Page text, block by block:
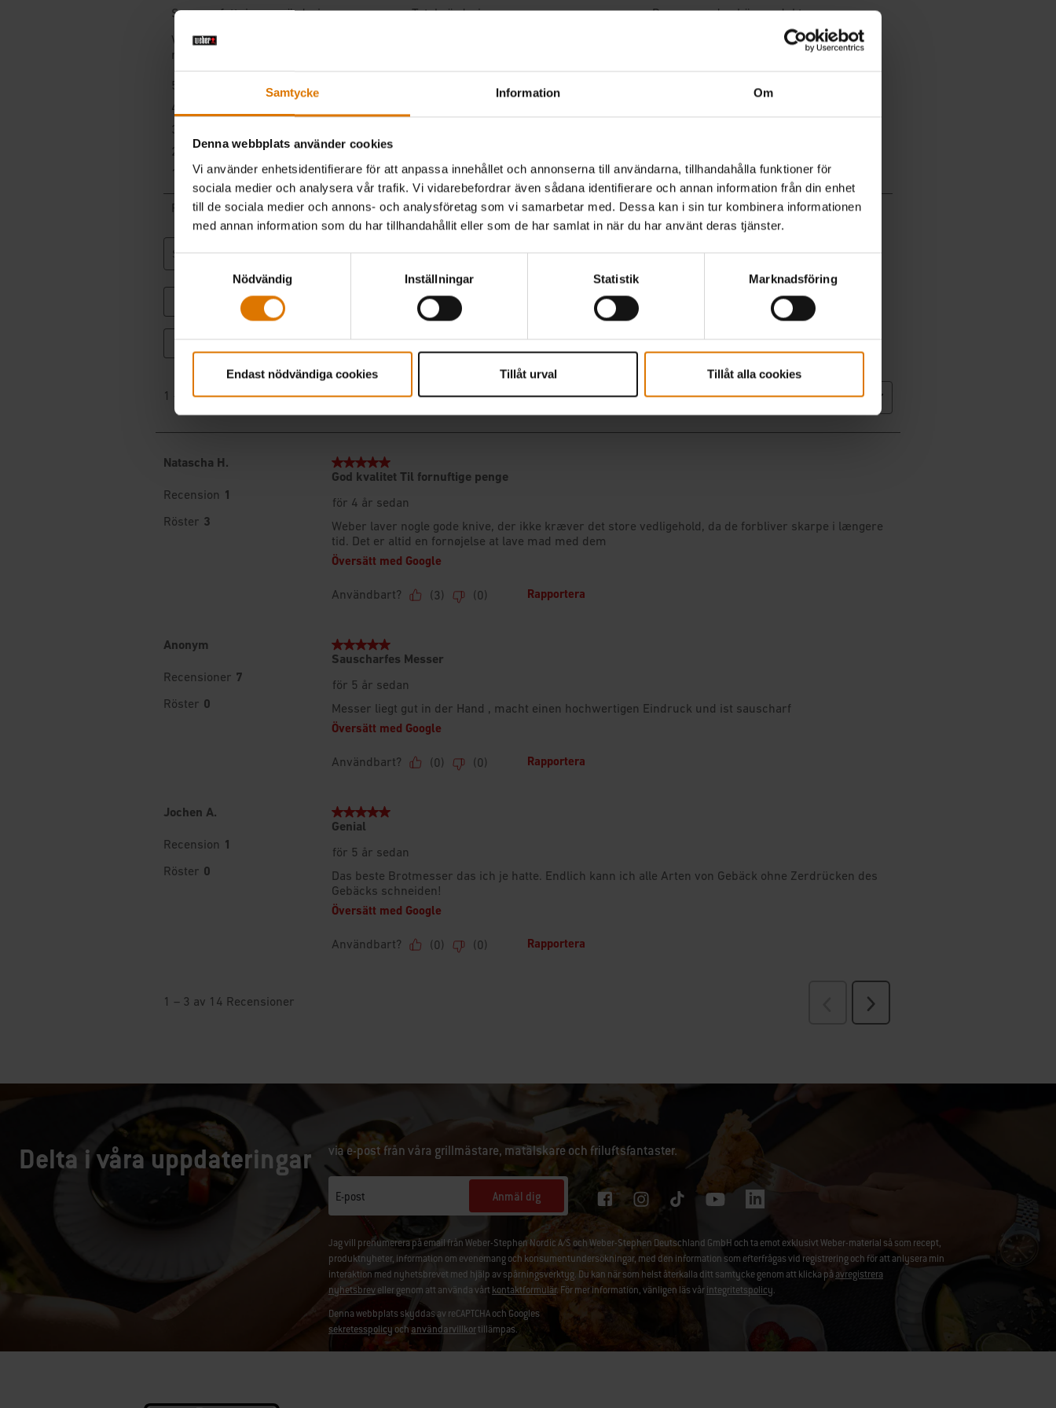
Samtycke Information Om
Denna webbplats använder cookies
Vi använder enhetsidentifierare för att anpassa innehållet och annonserna till användarna, tillhandahålla funktioner för
sociala medier och analysera vår trafik. Vi vidarebefordrar även sådana identifierare och annan information från din enhet
till de sociala medier och annons- och analysföretag som vi samarbetar med. Dessa kan i sin tur kombinera informationen
med annan information som du har tillhandahållit eller som de har samlat in när du har använt deras tjänster.
Nödvändig
Inställningar Statistik Marknadsföring
Endast nödvändiga cookies Tillåt urval Tillåt alla cookies
Delta i våra uppdateringar via e-post från våra grillmästare, matälskare och friluftsfantaster.
E-post Anmäl dig
Jag vill prenumerera på email från Weber-Stephen Nordic A/S och Weber-Stephen Deutschland GmbH och ta emot exklusivt Weber-material så som recept,
produktnyheter, information om evenemang och konsumentundersökningar, med den information som efterfrågas vid registrering och för att anlysera min
interaktion med nyhetsbrevet med hjälp av spårningsverktyg. Du kan när som helst återkalla ditt samtycke genom att klicka påavregistrera
nyhetsbreveller genom att använda vårtkontaktformulär. För mer information, vänligen läs vårintegritetspolicy.
Denna webbplats skyddas av reCAPTCHA och Googles
sekretesspolicyoch användarvillkortillämpas.